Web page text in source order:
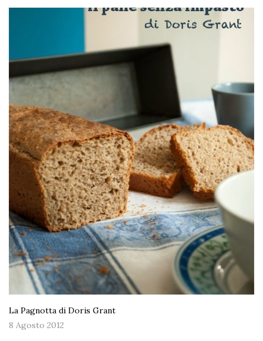
La Pagnotta di Doris Grant
8 Agosto 2012